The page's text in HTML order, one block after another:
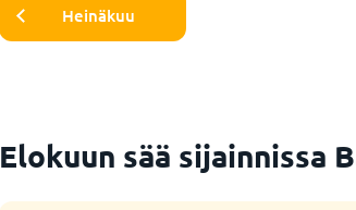
Heinäkuu
Elokuun sää sijainnissa